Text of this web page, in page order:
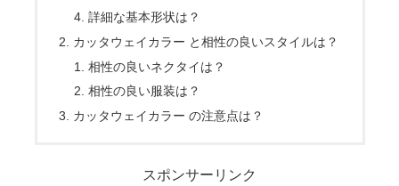
詳細な基本形状は？
カッタウェイカラー と相性の良いスタイルは？
相性の良いネクタイは？
相性の良い服装は？
カッタウェイカラー の注意点は？
スポンサーリンク